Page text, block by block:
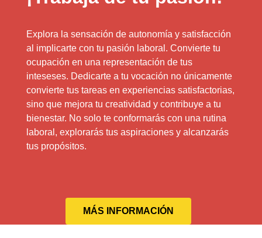
Explora la sensación de autonomía y satisfacción
al implicarte con tu pasión laboral. Convierte tu
ocupación en una representación de tus
inteseses. Dedicarte a tu vocación no únicamente
convierte tus tareas en experiencias satisfactorias,
sino que mejora tu creatividad y contribuye a tu
bienestar. No solo te conformarás con una rutina
laboral, explorarás tus aspiraciones y alcanzarás
tus propósitos.
MÁS INFORMACIÓN